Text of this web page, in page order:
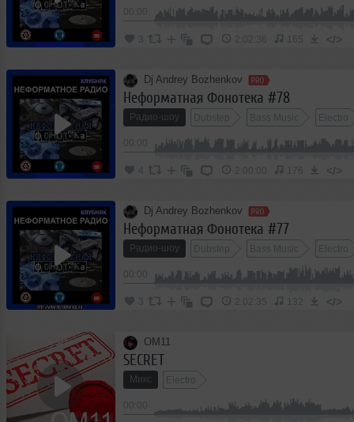
3 2:02:36 165 </>
Dj Andrey Bozhenkov
Неформатная Фонотека #78
Радио-шоу Dubstep Bass Music Electro
2:00:00 176 </>
Dj Andrey Bozhenkov
Неформатная Фонотека #77
Радио-шоу Dubstep Bass Music Electro
3 2:02:35 132 </>
OM11
SECRET
Микс Electro